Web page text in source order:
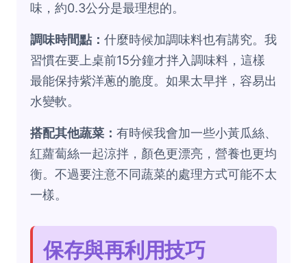
味，約0.3公分是最理想的。
調味時間點： 什麼時候加調味料也有講究。我
習慣在要上桌前15分鐘才拌入調味料，這樣
最能保持紫洋蔥的脆度。如果太早拌，容易出
水變軟。
搭配其他蔬菜： 有時候我會加一些小黃瓜絲、
紅蘿蔔絲一起涼拌，顏色更漂亮，營養也更均
衡。不過要注意不同蔬菜的處理方式可能不太
一樣。
保存與再利用技巧